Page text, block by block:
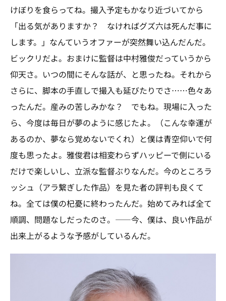
けぼりを食らってね。撮入予定もかなり近づいてから
「出る気がありますか？ なければグズ六は死んだ事に
します。」なんていうオファーが突然舞い込んだんだ。
ビックリだよ。おまけに監督は中村雅俊だっていうから
仰天さ。いつの間にそんな話が、と思ったね。それから
さらに、脚本の手直しで撮入も延びたりでさ……色々あ
ったんだ。産みの苦しみかな？ でもね。現場に入った
ら、今度は毎日が夢のように感じたよ。（こんな幸運が
あるのか、夢なら覚めないでくれ）と僕は青空仰いで何
度も思ったよ。雅俊君は相変わらずハッピーで側にいる
だけで楽しいし、立派な監督ぶりなんだ。今のところラ
ッシュ（アラ繋ぎした作品）を見た者の評判も良くて
ね。全ては僕の杞憂に終わったんだ。始めてみれば全て
順調、問題なしだったのさ。――今、僕は、良い作品が
出来上がるような予感がしているんだ。